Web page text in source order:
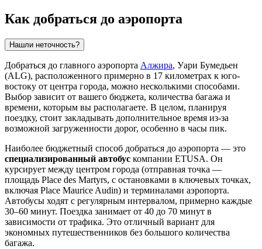
Как добраться до аэропорта
Нашли неточность?
Добраться до главного аэропорта Алжира, Уари Бумедьен
(ALG), расположенного примерно в 17 километрах к юго-
востоку от центра города, можно несколькими способами.
Выбор зависит от вашего бюджета, количества багажа и
времени, которым вы располагаете. В целом, планируя
поездку, стоит закладывать дополнительное время из-за
возможной загруженности дорог, особенно в часы пик.
Наиболее бюджетный способ добраться до аэропорта — это
специализированный автобус компании ETUSA. Он
курсирует между центром города (отправная точка —
площадь Place des Martyrs, с остановками в ключевых точках,
включая Place Maurice Audin) и терминалами аэропорта.
Автобусы ходят с регулярным интервалом, примерно каждые
30–60 минут. Поездка занимает от 40 до 70 минут в
зависимости от трафика. Это отличный вариант для
экономных путешественников без большого количества
багажа.